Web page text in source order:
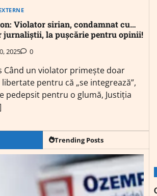
Violator sirian, condamnat cu…
jurnaliștii, la pușcărie pentru opinii!
2025 0
Când un violator primește doar
pentru că „se integrează”,
pedepsit pentru o glumă, Justiția
Trending Posts